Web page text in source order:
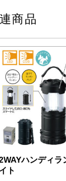
商品
ハンディラ
イト
その他
サコッシュ／ショル
巾着
その他
その他
Tシャツ・ウェア
バッグ
傘・雨具
ポーチ（名入れ）
ミラー
美容グッズ
リラクゼーション
ボックスティッシュ
ポケットティッシ
ティッシュケース・
ウェットティッシュ
オリジナルウェット
絆創膏・綿棒
除菌グッズ
マスク
その他
ル
名入れタオル
ハンドタオル
フェイスタオル
バスタオル
今治タオル
タオルギフトセット
級品・記念品
時計
フォトフレーム
筆記具
食器
洗剤・石鹸・ケア用品
災・防犯
防災グッズ
防犯グッズ
ポーツグッズ
ー用品
グッズ